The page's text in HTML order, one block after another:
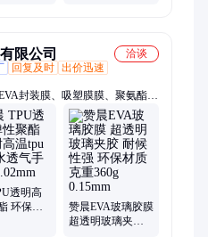
限公司
洽谈
回复及时 出价迅速
封装膜、吸塑膜膜、聚氨酯薄
胶吸塑膜、玻璃夹胶膜、eva光
膜、免喷胶平贴膜
透明高
环保耐
赞晨EVA玻璃胶膜
超透明玻璃夹胶